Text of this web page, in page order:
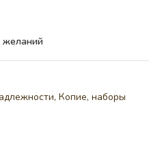
желаний
, Копие, наборы